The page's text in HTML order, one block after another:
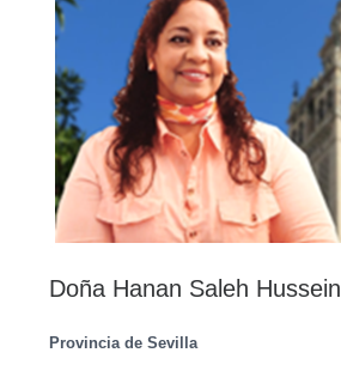
Doña Hanan Saleh Hussein
Provincia de Sevilla